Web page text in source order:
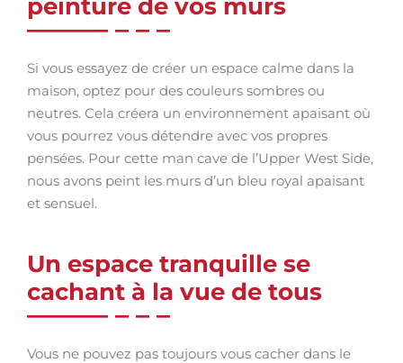
peinture de vos murs
Si vous essayez de créer un espace calme dans la
maison, optez pour des couleurs sombres ou
neutres. Cela créera un environnement apaisant où
vous pourrez vous détendre avec vos propres
pensées. Pour cette man cave de l’Upper West Side,
nous avons peint les murs d’un bleu royal apaisant
et sensuel.
Un espace tranquille se
cachant à la vue de tous
Vous ne pouvez pas toujours vous cacher dans le